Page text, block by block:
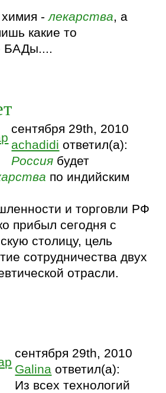
химия -лекарства, а
какие то
БАДы....
сентября 29th, 2010
achadidi ответил(а):
Россия будет
по индийским
и торговли РФ
прибыл сегодня с
столицу, цель
сотрудничества двух
отрасли.
сентября 29th, 2010
Galina ответил(а):
Из всех технологий